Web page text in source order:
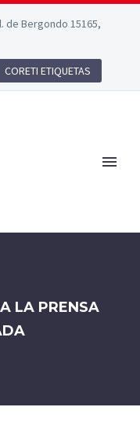
de Bergondo 15165,
CORETI ETIQUETAS
LA PRENSA